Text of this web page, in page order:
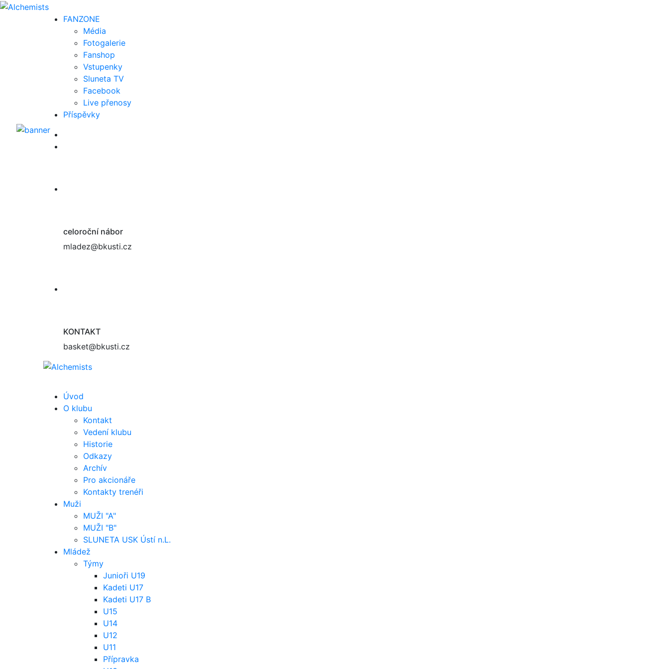
FANZONE
Média
Fotogalerie
Fanshop
Vstupenky
Sluneta TV
Facebook
Live přenosy
Příspěvky
celoroční nábor
mladez@bkusti.cz
KONTAKT
basket@bkusti.cz
Úvod
O klubu
Kontakt
Vedení klubu
Historie
Odkazy
Archív
Pro akcionáře
Kontakty trenéři
Muži
MUŽI "A"
MUŽI "B"
SLUNETA USK Ústí n.L.
Mládež
Týmy
Junioři U19
Kadeti U17
Kadeti U17 B
U15
U14
U12
U11
Přípravka